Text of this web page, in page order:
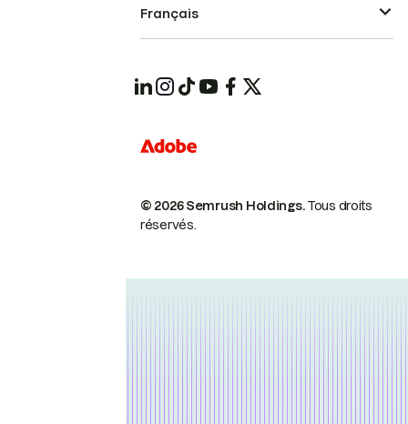
© 2026 Semrush Holdings.Tous droits
réservés.
Français